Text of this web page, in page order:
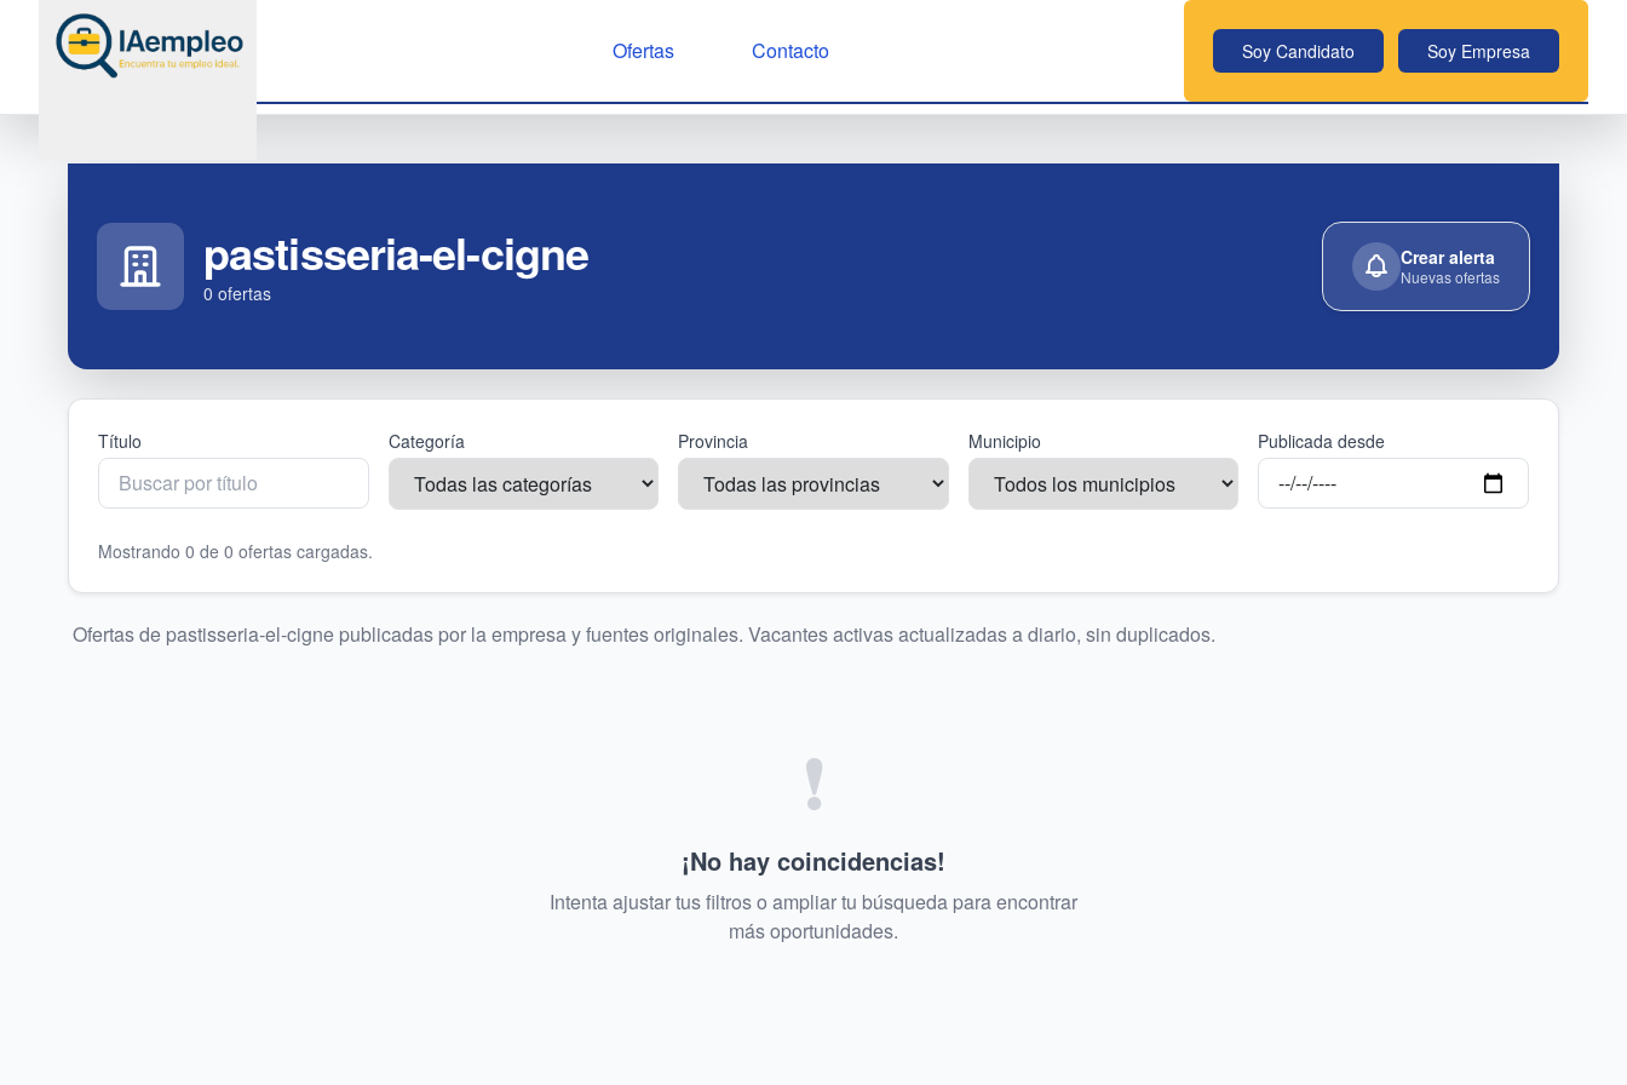
Ofertas Contacto Soy Candidato Soy Empresa
pastisseria-el-cigne
0 ofertas
Crear alerta
Nuevas ofertas
Título Categoría Provincia Municipio Publicada desde
Mostrando 0 de 0 ofertas cargadas.
Ofertas de pastisseria-el-cigne publicadas por la empresa y fuentes originales. Vacantes activas actualizadas a diario, sin duplicados.
❗
¡No hay coincidencias!
Intenta ajustar tus filtros o ampliar tu búsqueda para encontrar
más oportunidades.